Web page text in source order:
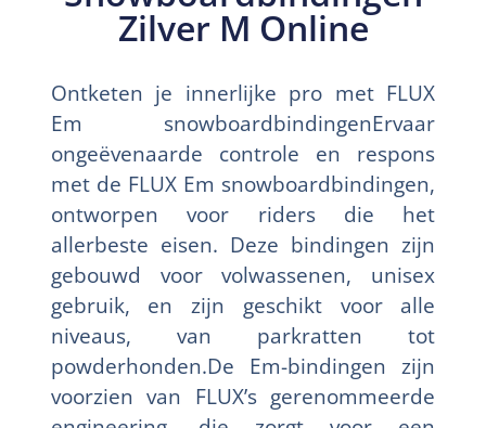
Zilver M Online
Ontketen je innerlijke pro met FLUX
Em snowboardbindingenErvaar
ongeëvenaarde controle en respons
met de FLUX Em snowboardbindingen,
ontworpen voor riders die het
allerbeste eisen. Deze bindingen zijn
gebouwd voor volwassenen, unisex
gebruik, en zijn geschikt voor alle
niveaus, van parkratten tot
powderhonden.De Em-bindingen zijn
voorzien van FLUX’s gerenommeerde